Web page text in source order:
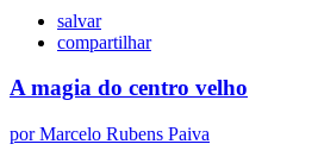
salvar
compartilhar
A magia do centro velho
por Marcelo Rubens Paiva